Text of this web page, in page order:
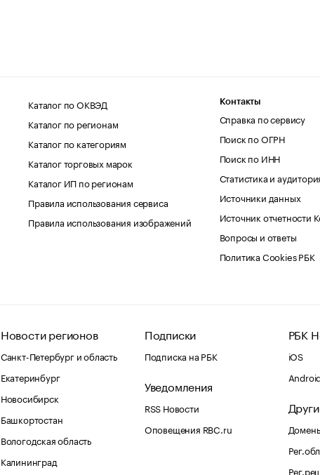
Каталог по ОКВЭД
Каталог по регионам
Каталог по категориям
Каталог торговых марок
Каталог ИП по регионам
Правила использования сервиса
Правила использования изображений
Контакты
Справка по сервису
Поиск по ОГРН
Поиск по ИНН
Статистика и
Источники данных
Источник отчетности
Вопросы и ответы
Политика Cookies РБК
Новости регионов
Санкт-Петербург и область
Екатеринбург
Новосибирск
Башкортостан
Вологодская область
Калининград
Подписки
Подписка на РБК
Уведомления
RSS Новости
Оповещения RBC.ru
РБК
iOS